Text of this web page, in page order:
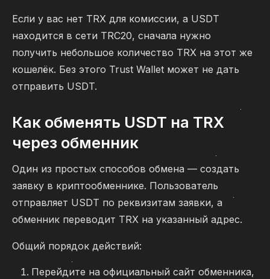
Если у вас нет TRX для комиссии, а USDT
находится в сети TRC20, сначала нужно
получить небольшое количество TRX на этот же
кошелёк. Без этого Trust Wallet может не дать
отправить USDT.
Как обменять USDT на TRX
через обменник
Один из простых способов обмена — создать
заявку в криптообменнике. Пользователь
отправляет USDT по реквизитам заявки, а
обменник переводит TRX на указанный адрес.
Общий порядок действий:
Перейдите на официальный сайт обменника,